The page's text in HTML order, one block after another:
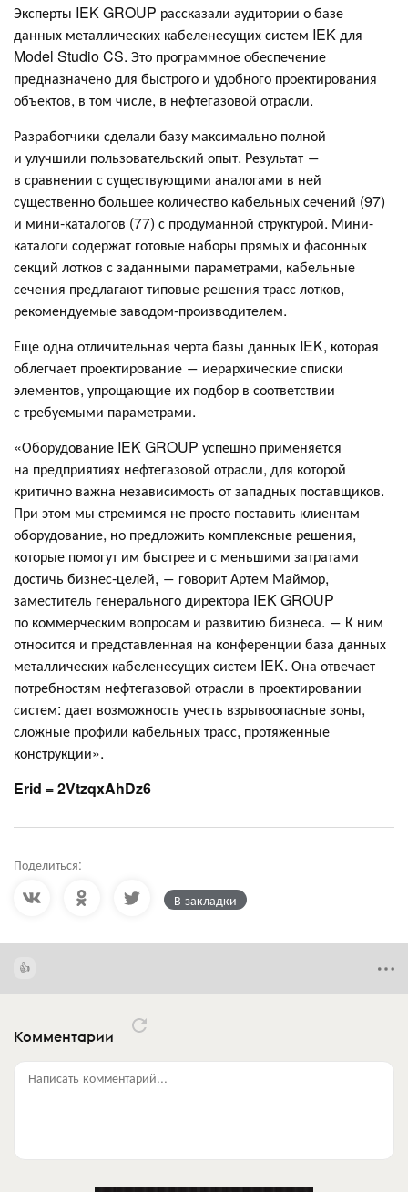
Эксперты IEK GROUP рассказали аудитории о базе
данных металлических кабеленесущих систем IEK для
Model Studio CS. Это программное обеспечение
предназначено для быстрого и удобного проектирования
объектов, в том числе, в нефтегазовой отрасли.
Разработчики сделали базу максимально полной
и улучшили пользовательский опыт. Результат ―
в сравнении с существующими аналогами в ней
существенно большее количество кабельных сечений (97)
и мини-каталогов (77) с продуманной структурой. Мини-
каталоги содержат готовые наборы прямых и фасонных
секций лотков с заданными параметрами, кабельные
сечения предлагают типовые решения трасс лотков,
рекомендуемые заводом-производителем.
Еще одна отличительная черта базы данных IEK, которая
облегчает проектирование ― иерархические списки
элементов, упрощающие их подбор в соответствии
с требуемыми параметрами.
«Оборудование IEK GROUP успешно применяется
на предприятиях нефтегазовой отрасли, для которой
критично важна независимость от западных поставщиков.
При этом мы стремимся не просто поставить клиентам
оборудование, но предложить комплексные решения,
которые помогут им быстрее и с меньшими затратами
достичь бизнес-целей, ― говорит Артем Маймор,
заместитель генерального директора IEK GROUP
по коммерческим вопросам и развитию бизнеса. ― К ним
относится и представленная на конференции база данных
металлических кабеленесущих систем IEK. Она отвечает
потребностям нефтегазовой отрасли в проектировании
систем: дает возможность учесть взрывоопасные зоны,
сложные профили кабельных трасс, протяженные
конструкции».
Erid = 2VtzqxAhDz6
Поделиться:
В закладки
Комментарии
Написать комментарий...